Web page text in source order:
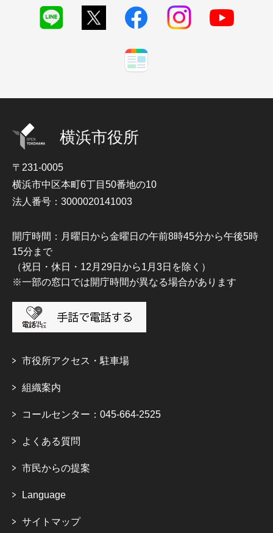
横浜市役所
〒231-0005
横浜市中区本町6丁目50番地の10
法人番号：3000020141003
開庁時間：月曜日から金曜日の午前8時45分から午後5時
15分まで
（祝日・休日・12月29日から1月3日を除く）
※一部の窓口では開庁時間が異なる場合があります
市役所アクセス・駐車場
組織案内
コールセンター：045-664-2525
よくある質問
市民からの提案
Language
サイトマップ